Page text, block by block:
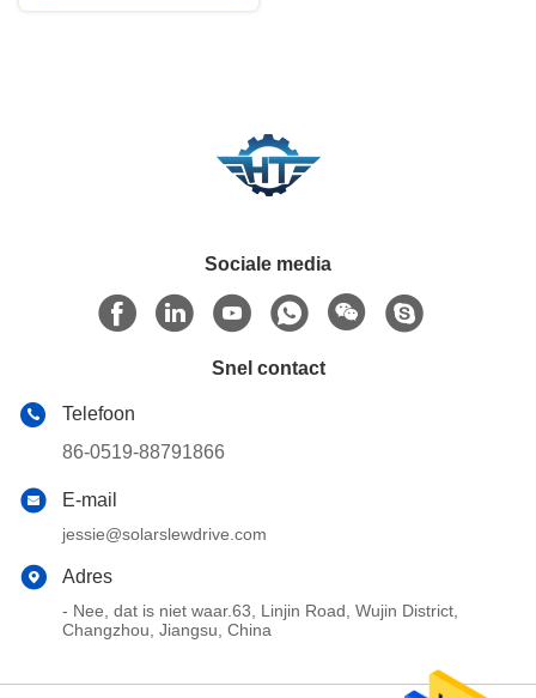
Sociale media
Snel contact
Telefoon
86-0519-88791866
E-mail
jessie@solarslewdrive.com
Adres
- Nee, dat is niet waar.63, Linjin Road, Wujin District,
Changzhou, Jiangsu, China